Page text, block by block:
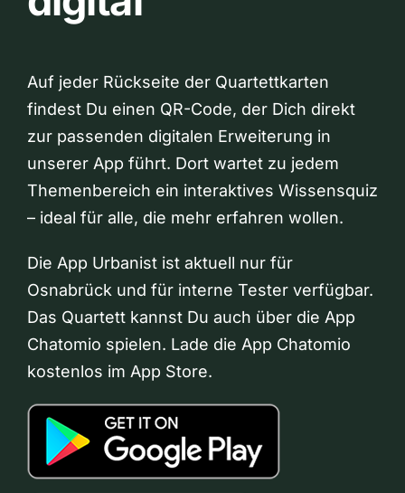
Auf jeder Rückseite der Quartettkarten
findest Du einen QR-Code, der Dich direkt
zur passenden digitalen Erweiterung in
unserer App führt. Dort wartet zu jedem
Themenbereich ein interaktives Wissensquiz
– ideal für alle, die mehr erfahren wollen.
Die App Urbanist ist aktuell nur für
Osnabrück und für interne Tester verfügbar.
Das Quartett kannst Du auch über die App
Chatomio spielen. Lade die App Chatomio
kostenlos im App Store.